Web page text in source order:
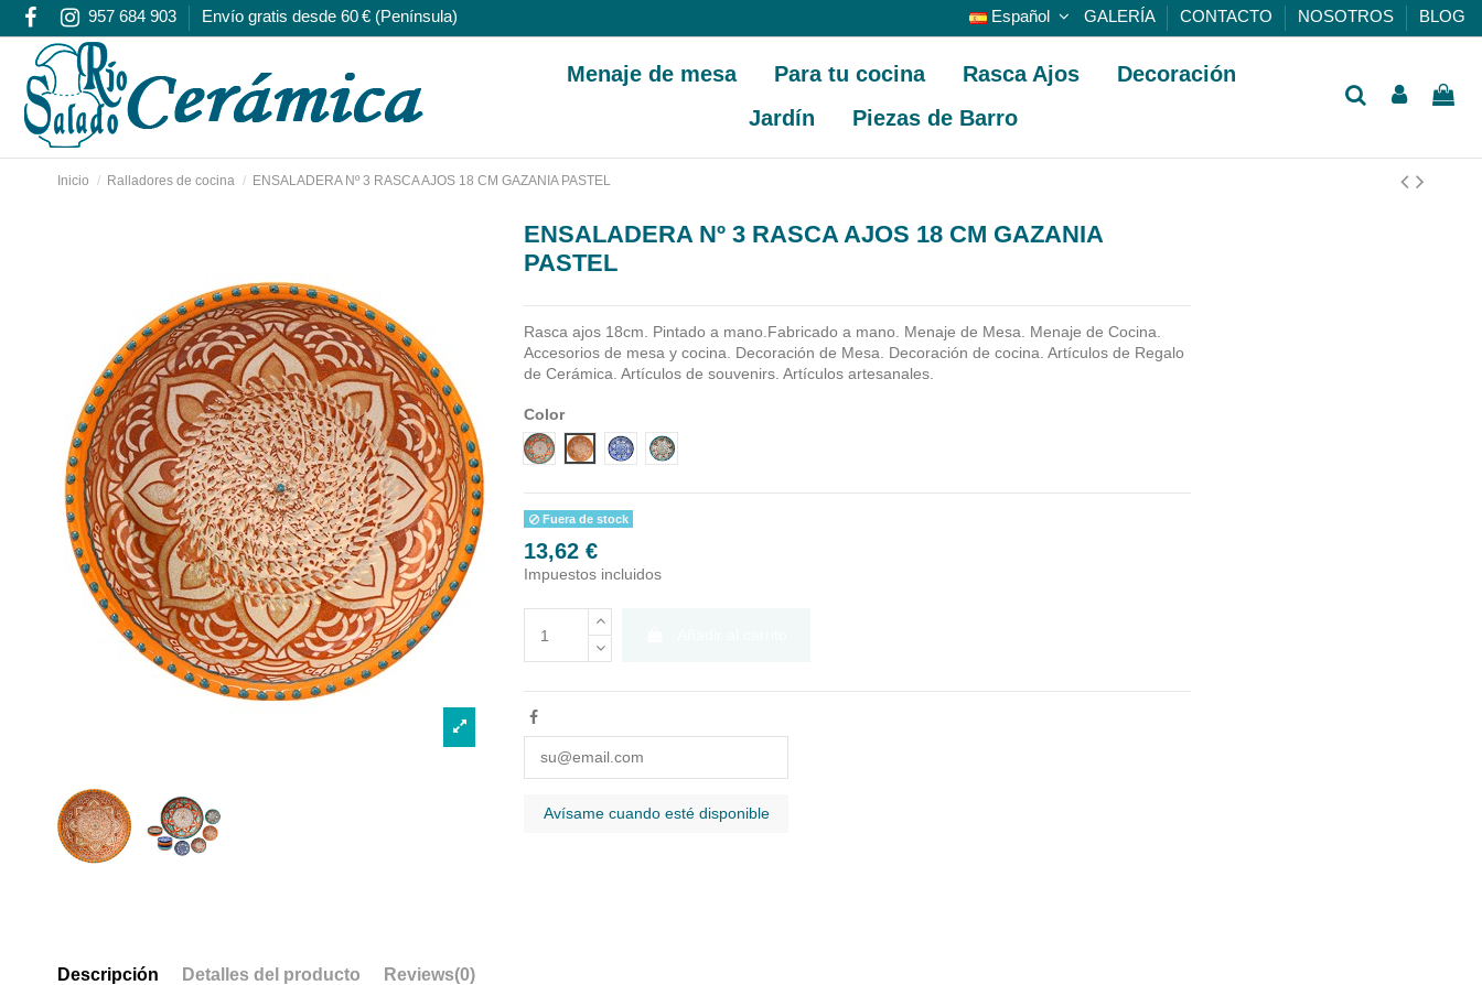
957 684 903 Envío gratis desde 60 € (Península) Español GALERÍA CONTACTO NOSOTROS BLOG
Menaje de mesa Para tu cocina Rasca Ajos
Decoración
Jardín
Piezas de Barro
Inicio Ralladores de cocina ENSALADERA Nº 3 RASCA AJOS 18 CM GAZANIA PASTEL
ENSALADERA Nº 3 RASCA AJOS 18 CM GAZANIA
PASTEL
Rasca ajos 18cm. Pintado a mano.Fabricado a mano.
Menaje de Mesa. Menaje de Cocina.
Accesorios de mesa y cocina. Decoración de Mesa. Decoración de cocina. Artículos de Regalo
de Cerámica. Artículos de souvenirs. Artículos artesanales.
Color
Diseño 1Diseño 2Diseño 3Diseño 4
Fuera de stock
13,62 €
Impuestos incluidos
Descripción Detalles del producto Reviews(0)